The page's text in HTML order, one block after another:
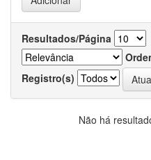
Resultados/Página
Registro(s)
Não há